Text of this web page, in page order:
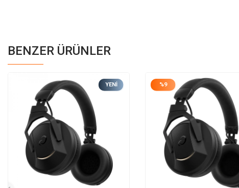
BENZER ÜRÜNLER
YENI %9